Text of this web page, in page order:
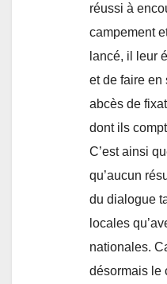
réussi à
campement
lancé, il leur
et de faire en
abcès de
dont ils
C’est ainsi
qu’aucun
du dialogue
locales
nationales.
désormais le